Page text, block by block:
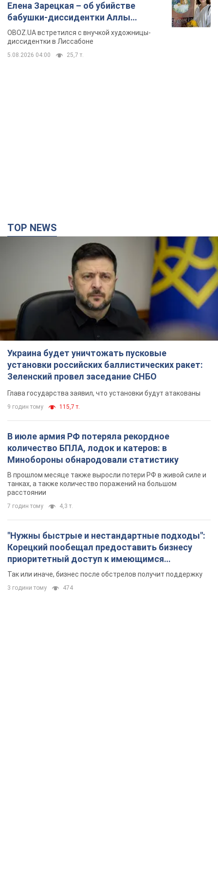
Елена Зарецкая – об убийстве
бабушки-диссидентки Аллы
Горской, критике сына Стуса и
бегстве в Португалию с пятью
детьми
OBOZ.UA встретился с внучкой художницы-
диссидентки в Лиссабоне
5.08.2026 04:00 25,7 т.
TOP NEWS
Украина будет уничтожать пусковые
установки российских баллистических ракет:
Зеленский провел заседание СНБО
Глава государства заявил, что установки будут атакованы
9 годин тому 115,7 т.
В июле армия РФ потеряла рекордное
количество БПЛА, лодок и катеров: в
Минобороны обнародовали статистику
В прошлом месяце также выросли потери РФ в живой силе и
танках, а также количество поражений на большом
расстоянии
7 годин тому 4,3 т.
"Нужны быстрые и нестандартные подходы":
Корецкий пообещал предоставить бизнесу
приоритетный доступ к имеющимся
складским помещениям
Так или иначе, бизнес после обстрелов получит поддержку
3 години тому 474